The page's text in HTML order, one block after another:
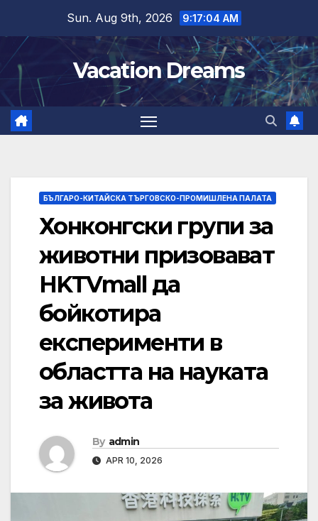
content
Sun. Aug 9th, 2026 9:17:05 AM
Vacation Dreams
БЪЛГАРО-КИТАЙСКА ТЪРГОВСКО-ПРОМИШЛЕНА ПАЛАТА
Хонконгски групи за
животни призовават
HKTVmall да
бойкотира
експерименти в
областта на науката
за живота
By admin
APR 10, 2026